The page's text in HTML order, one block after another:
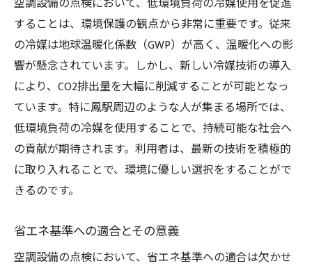
することは、環境保護の観点から非常に重要です。従来
の冷媒は地球温暖化係数（GWP）が高く、温暖化への影
響が懸念されています。しかし、新しい冷媒技術の導入
により、CO2排出量を大幅に削減することが可能となっ
ています。特に鳳駅周辺のような人が集まる場所では、
低環境負荷の冷媒を使用することで、持続可能な社会へ
の貢献が期待されます。利用者は、最新の技術を積極的
に取り入れることで、環境に優しい選択をすることがで
きるのです。
省エネ基準への適合とその意義
空調設備の点検において、省エネ基準への適合は欠かせ